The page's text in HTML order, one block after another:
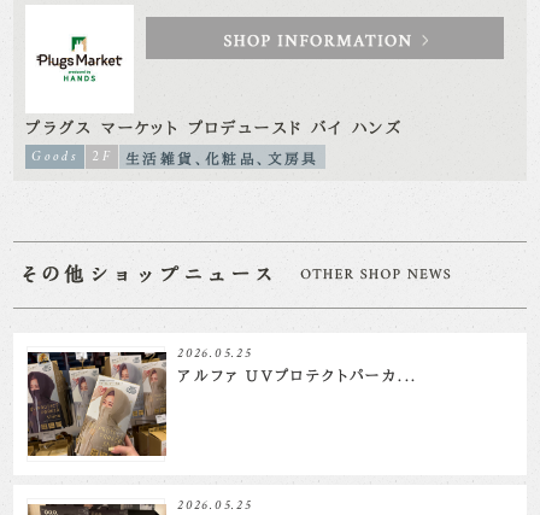
プラグス マーケット プロデュースド バイ ハンズ
Goods 2F 生活雑貨、化粧品、文房具
2026.05.25
アルファ UVプロテクトパーカ...
2026.05.25